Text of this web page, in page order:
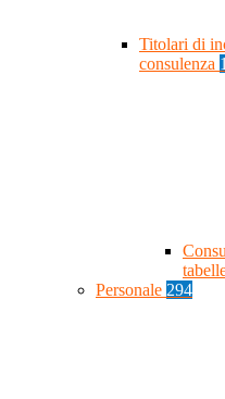
Titolari di
consulenza
Personale 294